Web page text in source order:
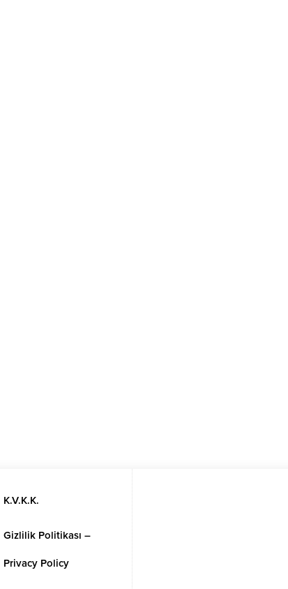
K.V.K.K.
Gizlilik Politikası –
Privacy Policy